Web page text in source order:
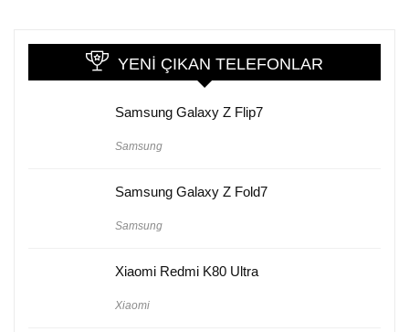
YENI ÇIKAN TELEFONLAR
Samsung Galaxy Z Flip7
Samsung
Samsung Galaxy Z Fold7
Samsung
Xiaomi Redmi K80 Ultra
Xiaomi